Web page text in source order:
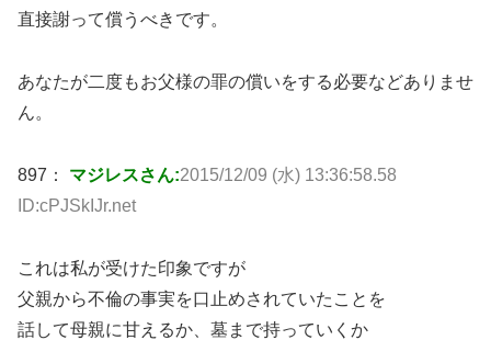
直接謝って償うべきです。
あなたが二度もお父様の罪の償いをする必要などありませ
ん。
897： マジレスさん:2015/12/09 (水) 13:36:58.58
ID:cPJSkIJr.net
これは私が受けた印象ですが
父親から不倫の事実を口止めされていたことを
話して母親に甘えるか、墓まで持っていくか